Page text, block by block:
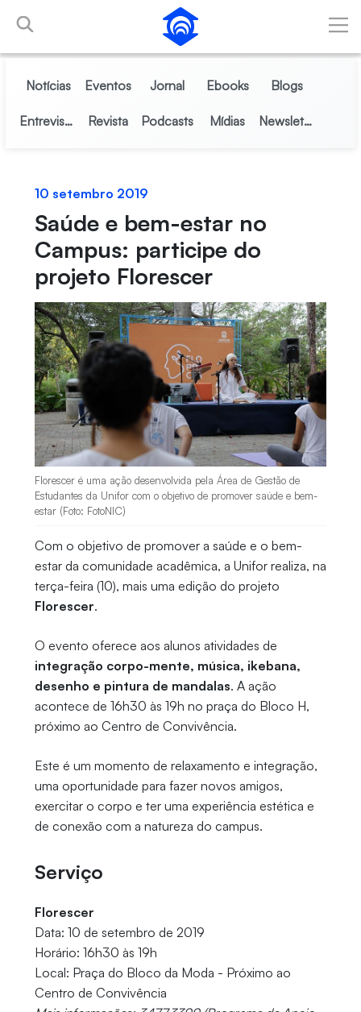
Pular para o Conteúdo principal
Notícias Eventos Jornal Ebooks Blogs
Entrevistas Revista Podcasts Mídias Newsletter
10 setembro 2019
Saúde e bem-estar no
Campus: participe do
projeto Florescer
Florescer é uma ação desenvolvida pela Área de Gestão de
Estudantes da Unifor com o objetivo de promover saúde e bem-
estar (Foto: FotoNIC)
Com o objetivo de promover a saúde e o bem-
estar da comunidade acadêmica, a Unifor realiza, na
terça-feira (10), mais uma edição do projeto
Florescer.
O evento oferece aos alunos atividades de
integração corpo-mente, música, ikebana,
desenho e pintura de mandalas. A ação
acontece de 16h30 às 19h no praça do Bloco H,
próximo ao Centro de Convivência.
Este é um momento de relaxamento e integração,
uma oportunidade para fazer novos amigos,
exercitar o corpo e ter uma experiência estética e
de conexão com a natureza do campus.
Serviço
Florescer
Data: 10 de setembro de 2019
Horário: 16h30 às 19h
Local: Praça do Bloco da Moda - Próximo ao
Centro de Convivência